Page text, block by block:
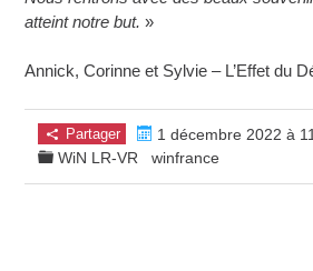
atteint notre but. »
Annick, Corinne et Sylvie – L’Effet du
Partager
1 décembre 2022 à
WiN LR-VR
winfrance